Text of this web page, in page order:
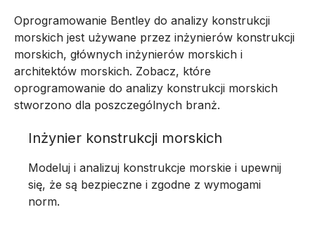
Oprogramowanie Bentley do analizy konstrukcji
morskich jest używane przez inżynierów konstrukcji
morskich, głównych inżynierów morskich i
architektów morskich. Zobacz, które
oprogramowanie do analizy konstrukcji morskich
stworzono dla poszczególnych branż.
Inżynier konstrukcji morskich
Modeluj i analizuj konstrukcje morskie i upewnij
się, że są bezpieczne i zgodne z wymogami
norm.